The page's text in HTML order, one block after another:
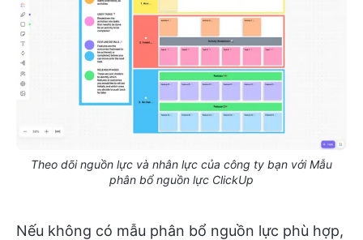
Theo dõi nguồn lực và nhân lực của công ty bạn với Mẫu
phân bổ nguồn lực ClickUp
Nếu không có mẫu phân bổ nguồn lực phù hợp,